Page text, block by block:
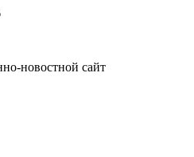
новостной сайт